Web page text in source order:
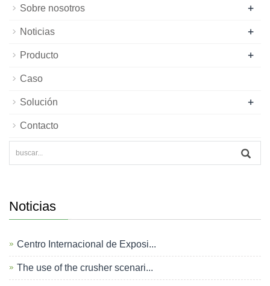
Sobre nosotros +
Noticias +
Producto +
Caso
Solución +
Contacto
Noticias
Centro Internacional de Exposi...
The use of the crusher scenari...